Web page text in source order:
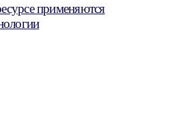
применяются